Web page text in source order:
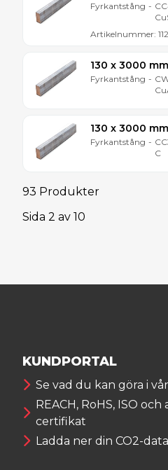
Fyrkantstång -
Artikelnummer:
130 x 3000 mm
Fyrkantstång -
130 x 3000 mm
Fyrkantstång -
C
93 Produkter
Sida 2 av 10
KUNDPORTAL
Se vad du kan göra i
REACH, RoHS, ISO och
certifikat
Ladda ner din CO2-data